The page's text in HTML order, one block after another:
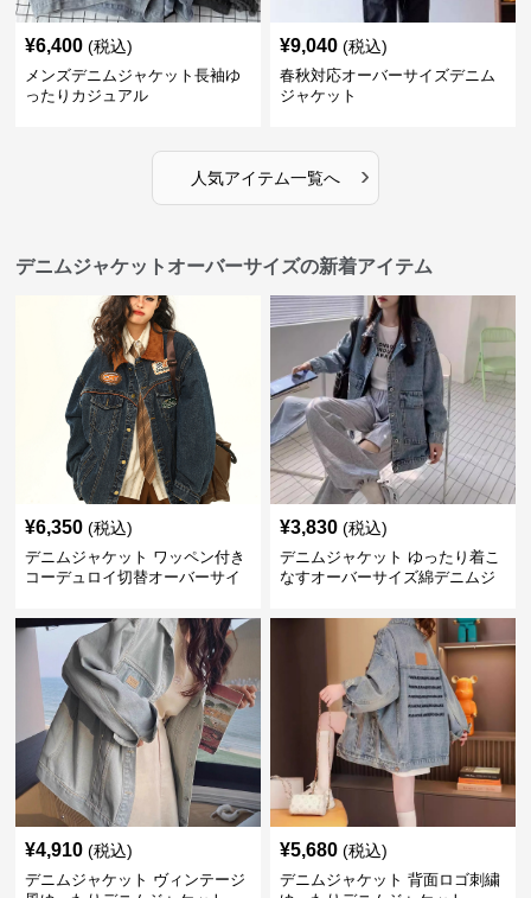
¥6,400 (税込)
メンズデニムジャケット長袖ゆ
ったりカジュアル
¥9,040 (税込)
春秋対応オーバーサイズデニム
ジャケット
人気アイテム一覧へ ›
デニムジャケットオーバーサイズの新着アイテム
¥6,350 (税込)
デニムジャケット ワッペン付き
コーデュロイ切替オーバーサイ
¥3,830 (税込)
デニムジャケット ゆったり着こ
なすオーバーサイズ綿デニムジ
¥4,910 (税込)
デニムジャケット ヴィンテージ
¥5,680 (税込)
デニムジャケット 背面ロゴ刺繍